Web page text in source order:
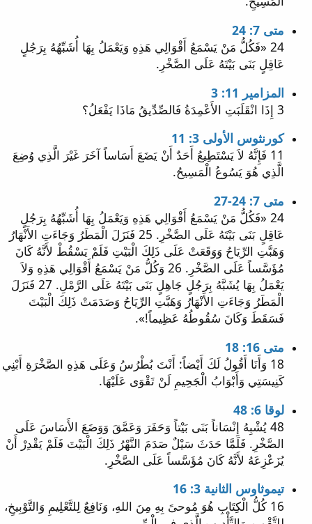
متى 7: 24
24 «فَكُلُّ مَنْ يَسْمَعُ أَقْوَالِي هَذِهِ وَيَعْمَلُ بِهَا أُشَبِّهُهُ بِرَجُلٍ
عَاقِلٍ بَنَى بَيْتَهُ عَلَى الصَّخْرِ.
المزامير 11: 3
3 إِذَا انْقَلَبَتِ الأَعْمِدَةُ فَالصِّدِّيقُ مَاذَا يَفْعَلُ؟
كورنثوس الأولى 3: 11
11 فَإِنَّهُ لاَ يَسْتَطِيعُ أَحَدٌ أَنْ يَضَعَ أَسَاساً آخَرَ غَيْرَ الَّذِي وُضِعَ
الَّذِي هُوَ يَسُوعُ الْمَسِيحُ.
متى 7: 24-27
24 «فَكُلُّ مَنْ يَسْمَعُ أَقْوَالِي هَذِهِ وَيَعْمَلُ بِهَا أُشَبِّهُهُ بِرَجُلٍ
عَاقِلٍ بَنَى بَيْتَهُ عَلَى الصَّخْرِ. 25 فَنَزَلَ الْمَطَرُ وَجَاءَتِ الأَنْهَارُ
وَهَبَّتِ الرِّيَاحُ وَوَقَعَتْ عَلَى ذَلِكَ الْبَيْتِ فَلَمْ يَسْقُطْ لأَنَّهُ كَانَ
مُؤَسَّساً عَلَى الصَّخْرِ. 26 وَكُلُّ مَنْ يَسْمَعُ أَقْوَالِي هَذِهِ وَلاَ
يَعْمَلُ بِهَا يُشَبَّهُ بِرَجُلٍ جَاهِلٍ بَنَى بَيْتَهُ عَلَى الرَّمْلِ. 27 فَنَزَلَ
الْمَطَرُ وَجَاءَتِ الأَنْهَارُ وَهَبَّتِ الرِّيَاحُ وَصَدَمَتْ ذَلِكَ الْبَيْتَ
فَسَقَطَ وَكَانَ سُقُوطُهُ عَظِيماً!».
متى 16: 18
18 وَأَنَا أَقُولُ لَكَ أَيْضاً: أَنْتَ بُطْرُسُ وَعَلَى هَذِهِ الصَّخْرَةِ أَبْنِي
كَنِيسَتِي وَأَبْوَابُ الْجَحِيمِ لَنْ تَقْوَى عَلَيْهَا.
لوقا 6: 48
48 يُشْبِهُ إِنْسَاناً بَنَى بَيْتاً وَحَفَرَ وَعَمَّقَ وَوَضَعَ الأَسَاسَ عَلَى
الصَّخْرِ. فَلَمَّا حَدَثَ سَيْلٌ صَدَمَ النَّهْرُ ذَلِكَ الْبَيْتَ فَلَمْ يَقْدِرْ أَنْ
يُزَعْزِعَهُ لأَنَّهُ كَانَ مُؤَسَّساً عَلَى الصَّخْرِ.
تيموثاوس الثانية 3: 16
16 كُلُّ الْكِتَابِ هُوَ مُوحىً بِهِ مِنَ اللهِ، وَنَافِعٌ لِلتَّعْلِيمِ وَالتَّوْبِيخِ،